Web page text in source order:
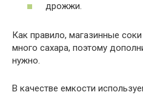
дрожжи.
Как правило, магазинные
много сахара, поэтому
нужно.
В качестве емкости